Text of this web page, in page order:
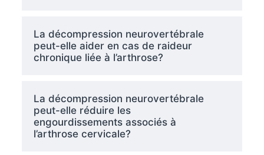
La décompression neurovertébrale
peut-elle aider en cas de raideur
chronique liée à l’arthrose?
La décompression neurovertébrale
peut-elle réduire les
engourdissements associés à
l’arthrose cervicale?